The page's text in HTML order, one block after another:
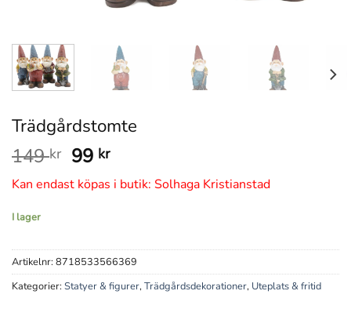
Trädgårdstomte
149kr Det
ursprungliga
priset
99 krDet
nuvarande
priset
Kan endast köpas i butik: Solhaga Kristianstad
I lager
Artikelnr: 8718533566369
Kategorier: Statyer & figurer,Trädgårdsdekorationer, Uteplats & fritid